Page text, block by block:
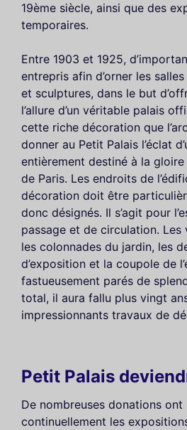
19ème siècle, ainsi que des
temporaires.
Entre 1903 et 1925,
entrepris afin d’orner les
et sculptures, dans le but
l’allure d’un véritable palais
cette riche décoration que
donner au Petit Palais l’éclat
entièrement destiné à la
de Paris. Les endroits de
décoration doit être
donc désignés. Il s’agit pour
passage et de circulation. Les
les colonnades du jardin, les
d’exposition et la coupole de
fastueusement parés de
total, il aura fallu plus vingt
impressionnants travaux de
Petit Palais
De nombreuses donations ont
continuellement les